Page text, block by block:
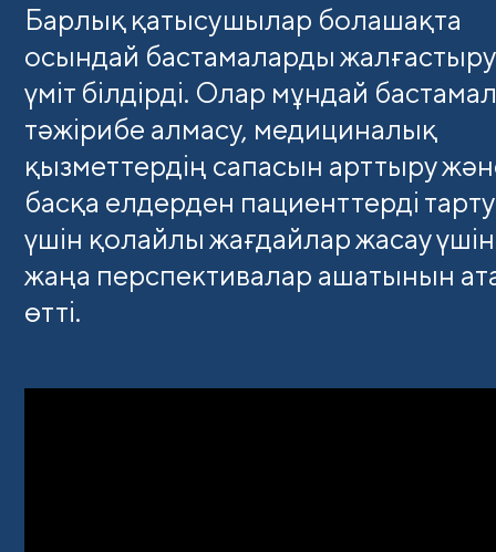
Барлық қатысушылар болашақта
осындай бастамаларды
үміт білдірді. Олар мұндай
тәжірибе алмасу, медициналық
қызметтердің сапасын арттыру
басқа елдерден пациенттерді тарту
үшін қолайлы жағдайлар жасау үшін
жаңа перспективалар ашатынын
өтті.